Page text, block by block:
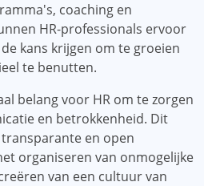
coaching en
HR-professionals ervoor
kans krijgen om te groeien
te benutten.
belang voor HR om te zorgen
en betrokkenheid. Dit
en open
organiseren van onmogelijke
van een cultuur van